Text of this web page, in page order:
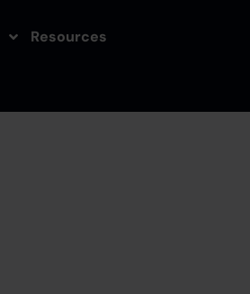
Resources